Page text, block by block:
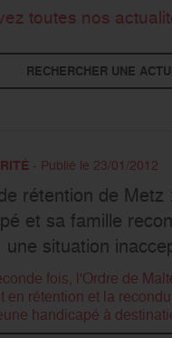
toutes nos
RECHERCHER UNE
RECHERCHER
- Publié le 23/01/2012
rétention de Metz
et sa famille
une situation
fois, l'Ordre de
en rétention et la
handicapé à